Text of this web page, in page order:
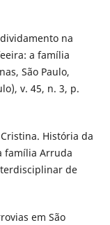
na
a família
São Paulo,
v. 45, n. 3, p.
Cristina. História da
família Arruda
de
em São